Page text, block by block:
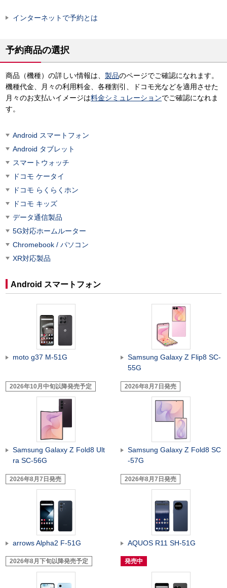
インターネットで予約とは
予約商品の選択
商品（機種）の詳しい情報は、 製品のページでご確認になれます。
機種代金、月々の利用料金、各種割引、ドコモ光などを適用させた
月々のお支払いイメージは料金シミュレーションでご確認になれま
す。
Android スマートフォン
Android タブレット
スマートウォッチ
ドコモ ケータイ
ドコモ らくらくホン
ドコモ キッズ
データ通信製品
5G対応ホームルーター
Chromebook / パソコン
XR対応製品
Android スマートフォン
moto g37 M-51G
2026年10月中旬以降発売予定
Samsung Galaxy Z Flip8 SC-
55G
2026年8月7日発売
Samsung Galaxy Z Fold8 Ult
ra SC-56G
2026年8月7日発売
Samsung Galaxy Z Fold8 SC
-57G
2026年8月7日発売
arrows Alpha2 F-51G
2026年8月下旬以降発売予定
AQUOS R11 SH-51G
発売中